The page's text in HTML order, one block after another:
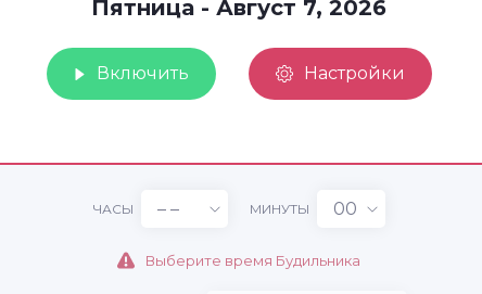
Пятница - Август 7, 2026
Включить Настройки
ЧАСЫ – – МИНУТЫ 00
Выберите время Будильника
3:
Пятница - Август 7, 2026